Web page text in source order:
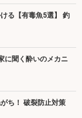
る【有毒魚5選】 釣
に聞く酔いのメカニ
ち！ 破裂防止対策